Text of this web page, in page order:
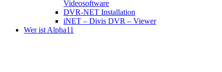
Videosoftware
DVR-NET Installation
iNET – Divis DVR – Viewer
Wer ist Alpha11